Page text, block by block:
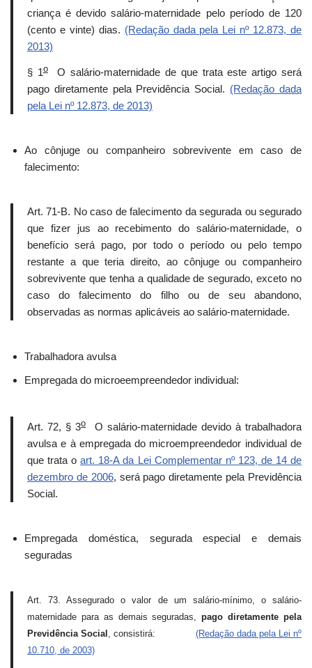
criança é devido salário-maternidade pelo período de 120
(cento e vinte) dias. (Redação dada pela Lei nº 12.873, de
2013)
§ 1oO salário-maternidade de que trata este artigo será
pago diretamente pela Previdência Social. (Redação dada
pela Lei nº 12.873, de 2013)
Ao cônjuge ou companheiro sobrevivente em caso de
falecimento:
Art. 71-B. No caso de falecimento da segurada ou segurado
que fizer jus ao recebimento do salário-maternidade, o
benefício será pago, por todo o período ou pelo tempo
restante a que teria direito, ao cônjuge ou companheiro
sobrevivente que tenha a qualidade de segurado, exceto no
caso do falecimento do filho ou de seu abandono,
observadas as normas aplicáveis ao salário-maternidade.
Trabalhadora avulsa
Empregada do microeempreendedor individual:
Art. 72, § 3oO salário-maternidade devido à trabalhadora
avulsa e à empregada do microempreendedor individual de
que trata oart. 18-A da Lei Complementar nº 123, de 14 de
dezembro de 2006, será pago diretamente pela Previdência
Social.
Empregada doméstica, segurada especial e demais
seguradas
Art. 73. Assegurado o valor de um salário-mínimo, o salário-
maternidade para as demais seguradas,pago diretamente pela
Previdência Social , consistirá: (Redação dada pela Lei nº
10.710, de 2003)